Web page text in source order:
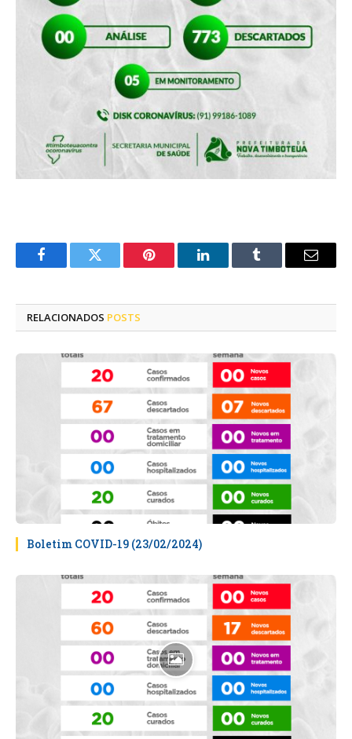
FacebookTwitter Pinterest LinkedInTumblr
E-
RELACIONADOS POSTS
Boletim COVID-19 (23/02/2024)